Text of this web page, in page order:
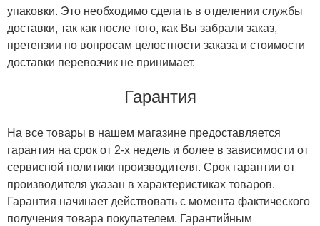
упаковки. Это необходимо сделать в отделении службы
доставки, так как после того, как Вы забрали заказ,
претензии по вопросам целостности заказа и стоимости
доставки перевозчик не принимает.
Гарантия
На все товары в нашем магазине предоставляется
гарантия на срок от 2-х недель и более в зависимости от
сервисной политики производителя. Срок гарантии от
производителя указан в характеристиках товаров.
Гарантия начинает действовать с момента фактического
получения товара покупателем. Гарантийным